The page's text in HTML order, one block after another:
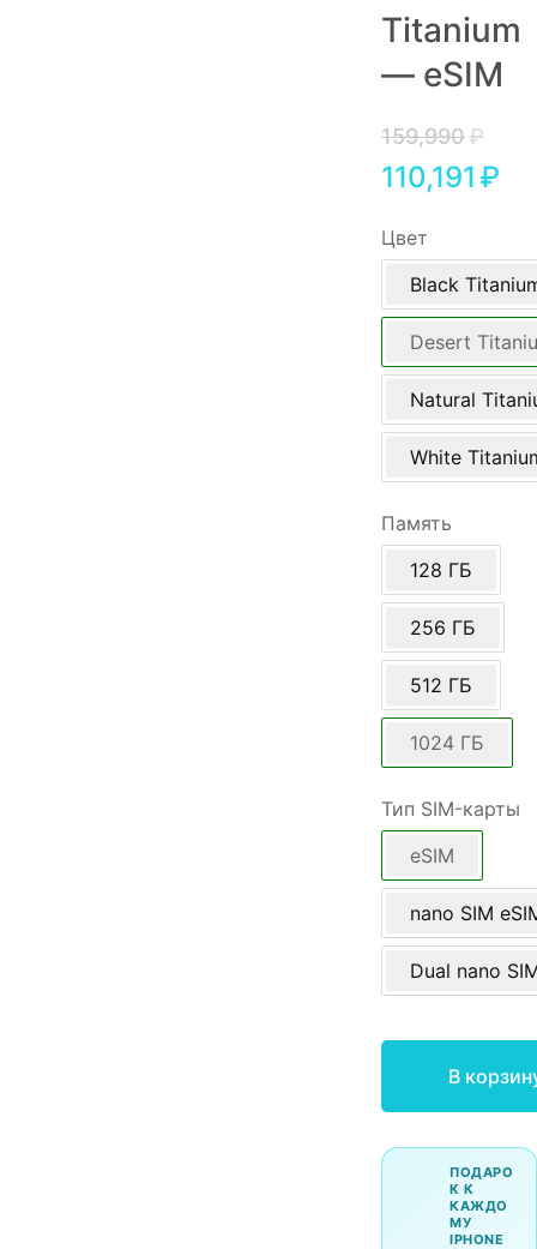
Titanium
— eSIM
159,990₽
110,191 ₽
Цвет
Black
Desert
Natural
White
Память
128 ГБ
256 ГБ
512 ГБ
1024 ГБ
Тип SIM-карты
eSIM
nano SIM
Dual nano
В
ПОДАРО
К К
КАЖДО
МУ
IPHONE